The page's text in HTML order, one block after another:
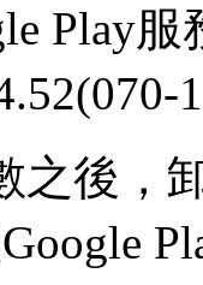
Play
之後，